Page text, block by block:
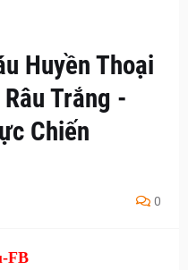
Huyền Thoại
Trắng -
Chiến
0
FB